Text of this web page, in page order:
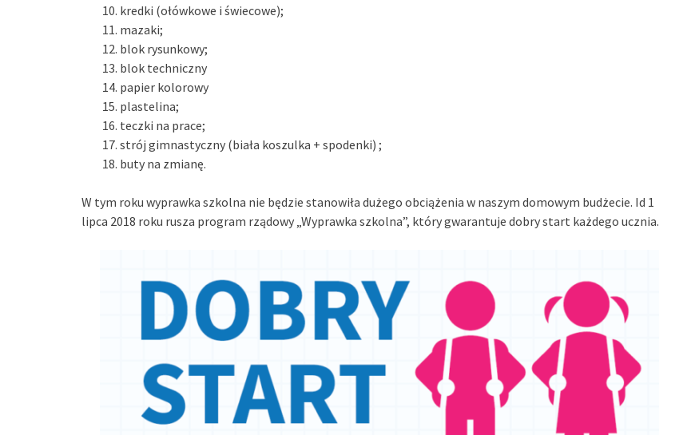
kredki (ołówkowe i świecowe);
mazaki;
blok rysunkowy;
blok techniczny
papier kolorowy
plastelina;
teczki na prace;
strój gimnastyczny (biała koszulka + spodenki) ;
buty na zmianę.
W tym roku wyprawka szkolna nie będzie stanowiła dużego obciążenia w naszym domowym budżecie. Id 1
lipca 2018 roku rusza program rządowy „Wyprawka szkolna”, który gwarantuje dobry start każdego ucznia.